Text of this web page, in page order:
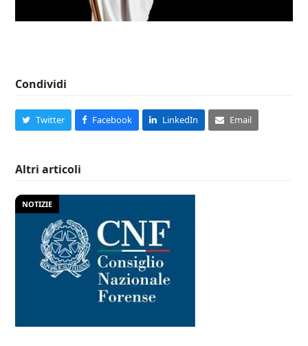
Condividi
Twitter Facebook LinkedIn Email
Altri articoli
NOTIZIE